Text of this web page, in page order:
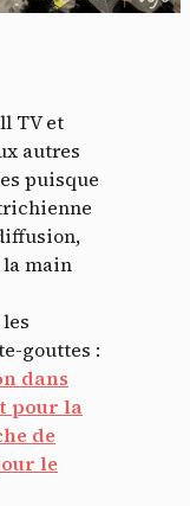
TV et
autres
puisque
main
gouttes :
dans
pour la
de
le